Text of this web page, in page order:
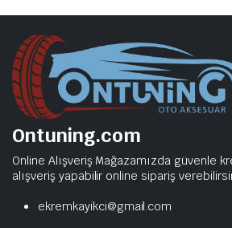
Ontuning.com
Online Alışveriş Mağazamızda güvenle
alışveriş yapabilir online sipariş
ekremkayikci@gmail.com